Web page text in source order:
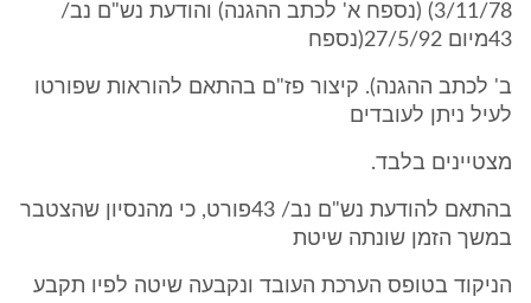
3/11/78) (נספח א' לכתב ההגנה) והודעת נש"ם נב/
43מיום 27/5/92(נספח
ב' לכתב ההגנה). קיצור פז"ם בהתאם להוראות שפורטו
לעיל ניתן לעובדים
מצטיינים בלבד.
בהתאם להודעת נש"ם נב/ 43פורט, כי מהנסיון שהצטבר
במשך הזמן שונתה שיטת
הניקוד בטופס הערכת העובד ונקבעה שיטה לפיו תקבע